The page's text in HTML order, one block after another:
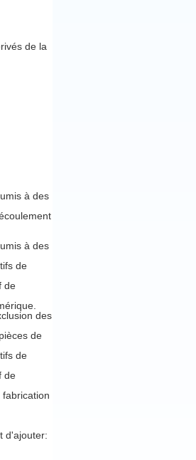
de la
à des
à des
de
de
des
de
de
de
d'ajouter: